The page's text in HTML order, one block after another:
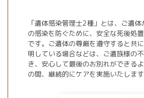
「遺体感染管理士2種」とは、ご遺
の感染を防ぐために、安全な死後処
です。ご遺体の尊厳を遵守すると共
明している場合などは、ご遺族様の
き、安心して最後のお別れができる
の間、継続的にケアを実施いたします